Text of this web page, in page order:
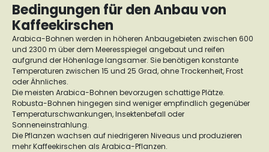
Bedingungen für den Anbau von
Kaffeekirschen
Arabica-Bohnen werden in höheren Anbaugebieten zwischen 600
und 2300 m über dem Meeresspiegel angebaut und reifen
aufgrund der Höhenlage langsamer. Sie benötigen konstante
Temperaturen zwischen 15 und 25 Grad, ohne Trockenheit, Frost
oder Ähnliches.
Die meisten Arabica-Bohnen bevorzugen schattige Plätze.
Robusta-Bohnen hingegen sind weniger empfindlich gegenüber
Temperaturschwankungen, Insektenbefall oder
Sonneneinstrahlung.
Die Pflanzen wachsen auf niedrigeren Niveaus und produzieren
mehr Kaffeekirschen als Arabica-Pflanzen.